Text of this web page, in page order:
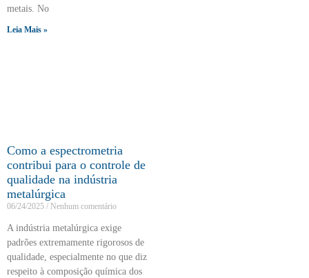
metais. No
Leia Mais »
Como a espectrometria
contribui para o controle de
qualidade na indústria
metalúrgica
06/24/2025 Nenhum comentário
A indústria metalúrgica exige
padrões extremamente rigorosos de
qualidade, especialmente no que diz
respeito à composição química dos